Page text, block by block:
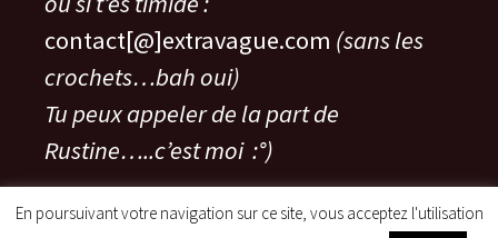
contact[@]extravague.com (sans les
crochets…bah oui)
Tu peux appeler de la part de
Rustine…..c’est moi :°)
En poursuivant votre navigation sur ce site, vous acceptez l'utilisation